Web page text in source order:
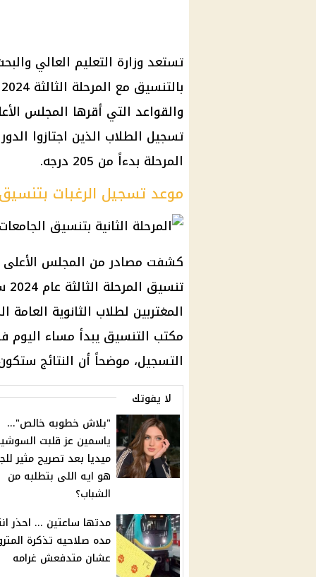
تستعد وزارة التعليم العالي
والقواعد التي أقرها المجلس
تسجيل الطلاب الذين اجتازوا
المرحلة بدءاً من 205 درجه.
موعد تسجيل الرغبات بتنسيق
كشفت مصادر من المجلس الأعلى
المغتربين لطلاب الثانوية
مكتب التنسيق يبدأ مساء اليوم
التسجيل، موضحاً أن النتائج ستكون خلال 72 ساعة من غلق
لا يفوتك
"بلاش خطوبه خالص"...
ياسمين عز قلبت
ميديا بعد تصريح مثير
هو ايه اللى بتطلبه من
الشباب؟
مدتها ساعتين ... احذر
مده صلاحيه تذكرة
عشان متدفعش غرامه